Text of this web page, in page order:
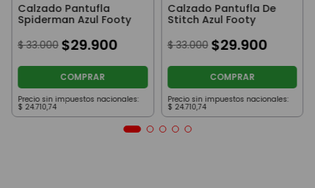
Calzado Pantufla
Spiderman Azul Footy
$ 33.000 $29.900
COMPRAR
Precio sin impuestos nacionales:
$ 24.710,74
Calzado Pantufla De
Stitch Azul Footy
$ 33.000 $29.900
COMPRAR
Precio sin impuestos nacionales:
$ 24.710,74